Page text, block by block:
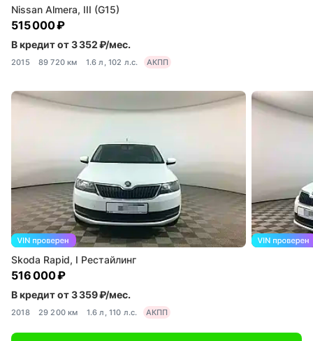
Nissan Almera, III (G15)
515 000 ₽
В кредит от 3 352 ₽/мес.
2015 89 720 км 1.6 л, 102 л.с. АКПП
Skoda Rapid, I Рестайлинг
516 000 ₽
В кредит от 3 359 ₽/мес.
2018 29 200 км 1.6 л, 110 л.с. АКПП